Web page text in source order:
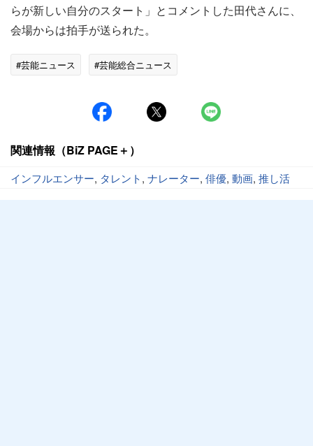
らが新しい自分のスタート」とコメントした田代さんに、
会場からは拍手が送られた。
#芸能ニュース #芸能総合ニュース
関連情報（BiZ PAGE＋）
インフルエンサー, タレント, ナレーター, 俳優, 動画, 推し活